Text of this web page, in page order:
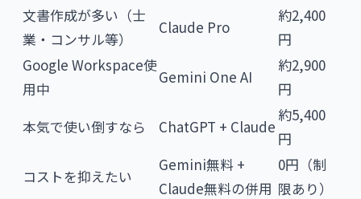
文書作成が多い（士
業・コンサル等）
Claude Pro
約2,400
円
Google Workspace使
用中
Gemini One AI
約2,900
円
本気で使い倒すなら
ChatGPT + Claude
約5,400
円
コストを抑えたい
Gemini無料 +
Claude無料の併用
0円（制
限あり）